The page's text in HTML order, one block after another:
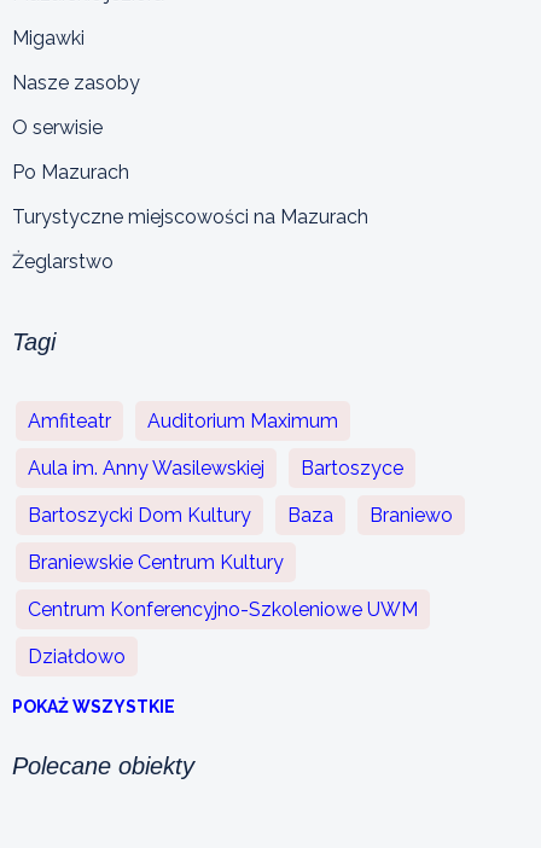
Migawki
Nasze zasoby
O serwisie
Po Mazurach
Turystyczne miejscowości na Mazurach
Żeglarstwo
Tagi
Amfiteatr Auditorium Maximum
Aula im. Anny Wasilewskiej Bartoszyce
Bartoszycki Dom Kultury Baza Braniewo
Braniewskie Centrum Kultury
Centrum Konferencyjno-Szkoleniowe UWM
Działdowo
POKAŻ WSZYSTKIE
Polecane obiekty